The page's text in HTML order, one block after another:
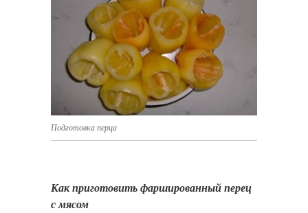
Подготовка перца
Как приготовить фаршированный перец
с мясом